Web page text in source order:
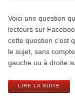
Voici une question
lecteurs sur
cette question c’est
le sujet, sans
gauche ou à droite
LIRE LA SUITE